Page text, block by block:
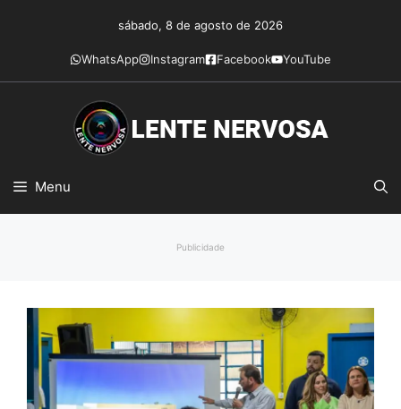
conteúdo
sábado, 8 de agosto de 2026
WhatsApp Instagram Facebook YouTube
Menu
Publicidade